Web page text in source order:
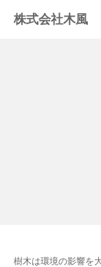
株式会社木風
樹木は環境の影響を